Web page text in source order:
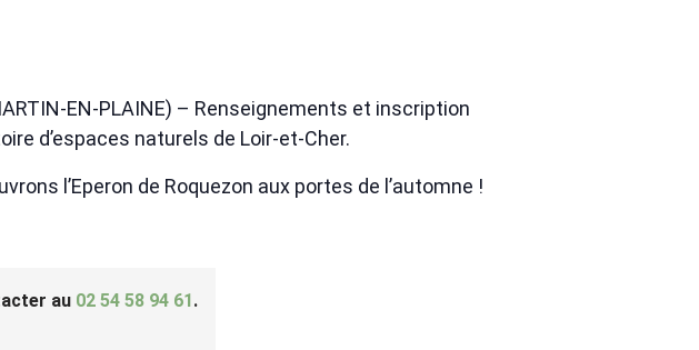
EN-PLAINE) – Renseignements et inscription
d’espaces naturels de Loir-et-Cher.
l’Eperon de Roquezon aux portes de l’automne !
au 02 54 58 94 61.